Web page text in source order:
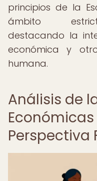
principios de la
ámbito
destacando la
económica y
humana.
Análisis de
Perspectiva